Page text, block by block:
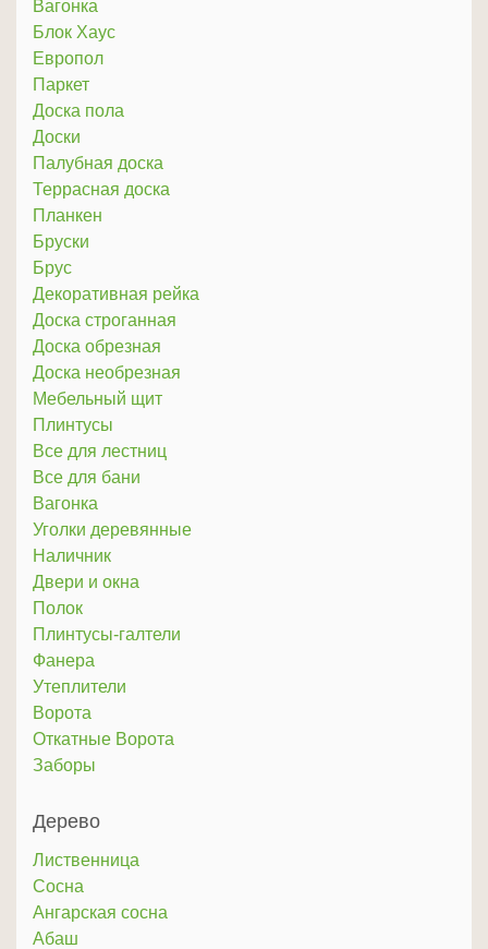
Вагонка
Блок Хаус
Европол
Паркет
Доска пола
Доски
Палубная доска
Террасная доска
Планкен
Бруски
Брус
Декоративная рейка
Доска строганная
Доска обрезная
Доска необрезная
Мебельный щит
Плинтусы
Все для лестниц
Все для бани
Вагонка
Уголки деревянные
Наличник
Двери и окна
Полок
Плинтусы-галтели
Фанера
Утеплители
Ворота
Откатные Ворота
Заборы
Дерево
Лиственница
Сосна
Ангарская сосна
Абаш